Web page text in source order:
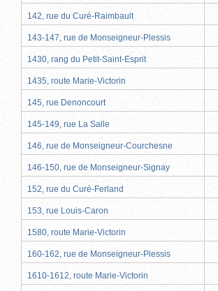
142, rue du Curé-Raimbault
143-147, rue de Monseigneur-Plessis
1430, rang du Petit-Saint-Esprit
1435, route Marie-Victorin
145, rue Denoncourt
145-149, rue La Salle
146, rue de Monseigneur-Courchesne
146-150, rue de Monseigneur-Signay
152, rue du Curé-Ferland
153, rue Louis-Caron
1580, route Marie-Victorin
160-162, rue de Monseigneur-Plessis
1610-1612, route Marie-Victorin